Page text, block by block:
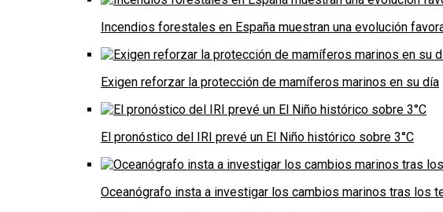
Incendios forestales en España muestran una evolución
Exigen reforzar la protección de mamíferos marinos en su día
El pronóstico del IRI prevé un El Niño histórico sobre 3°C
Oceanógrafo insta a investigar los cambios marinos tras los